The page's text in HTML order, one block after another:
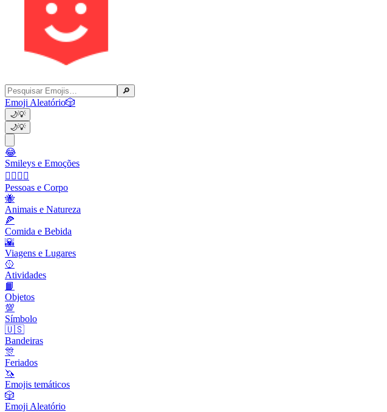
🔎
Emoji Aleatório🎲
🌙💡
🌙💡
😂
Smileys e Emoções
👩‍❤️‍💋‍👨
Pessoas e Corpo
🐝
Animais e Natureza
🍕
Comida e Bebida
🌇
Viagens e Lugares
🥎
Atividades
📙
Objetos
💯
Símbolo
🇺🇸
Bandeiras
🎊
Feriados
🦄
Emojis temáticos
🎲
Emoji Aleatório